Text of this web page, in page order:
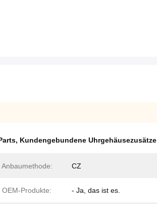
, Kundengebundene Uhrgehäusezusätze
Anbaumethode: CZ
OEM-Produkte: - Ja, das ist es.